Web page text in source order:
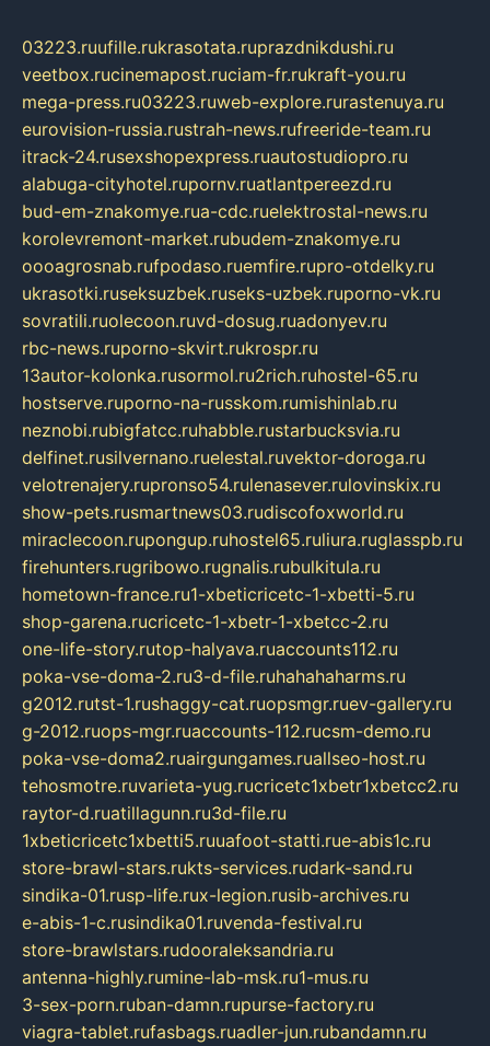
03223.ruufille.rukrasotata.ruprazdnikdushi.ru
veetbox.rucinemapost.ruciam-fr.rukraft-you.ru
mega-press.ru03223.ruweb-explore.rurastenuya.ru
eurovision-russia.rustrah-news.rufreeride-team.ru
itrack-24.rusexshopexpress.ruautostudiopro.ru
alabuga-cityhotel.rupornv.ruatlantpereezd.ru
bud-em-znakomye.rua-cdc.ruelektrostal-news.ru
korolevremont-market.rubudem-znakomye.ru
oooagrosnab.rufpodaso.ruemfire.rupro-otdelky.ru
ukrasotki.ruseksuzbek.ruseks-uzbek.ruporno-vk.ru
sovratili.ruolecoon.ruvd-dosug.ruadonyev.ru
rbc-news.ruporno-skvirt.rukrospr.ru
13autor-kolonka.rusormol.ru2rich.ruhostel-65.ru
hostserve.ruporno-na-russkom.rumishinlab.ru
neznobi.rubigfatcc.ruhabble.rustarbucksvia.ru
delfinet.rusilvernano.ruelestal.ruvektor-doroga.ru
velotrenajery.rupronso54.rulenasever.rulovinskix.ru
show-pets.rusmartnews03.rudiscofoxworld.ru
miraclecoon.rupongup.ruhostel65.ruliura.ruglasspb.ru
firehunters.rugribowo.rugnalis.rubulkitula.ru
hometown-france.ru1-xbeticricetc-1-xbetti-5.ru
shop-garena.rucricetc-1-xbetr-1-xbetcc-2.ru
one-life-story.rutop-halyava.ruaccounts112.ru
poka-vse-doma-2.ru3-d-file.ruhahahaharms.ru
g2012.rutst-1.rushaggy-cat.ruopsmgr.ruev-gallery.ru
g-2012.ruops-mgr.ruaccounts-112.rucsm-demo.ru
poka-vse-doma2.ruairgungames.ruallseo-host.ru
tehosmotre.ruvarieta-yug.rucricetc1xbetr1xbetcc2.ru
raytor-d.ruatillagunn.ru3d-file.ru
1xbeticricetc1xbetti5.ruuafoot-statti.rue-abis1c.ru
store-brawl-stars.rukts-services.rudark-sand.ru
sindika-01.rusp-life.rux-legion.rusib-archives.ru
e-abis-1-c.rusindika01.ruvenda-festival.ru
store-brawlstars.rudooraleksandria.ru
antenna-highly.rumine-lab-msk.ru1-mus.ru
3-sex-porn.ruban-damn.rupurse-factory.ru
viagra-tablet.rufasbags.ruadler-jun.rubandamn.ru